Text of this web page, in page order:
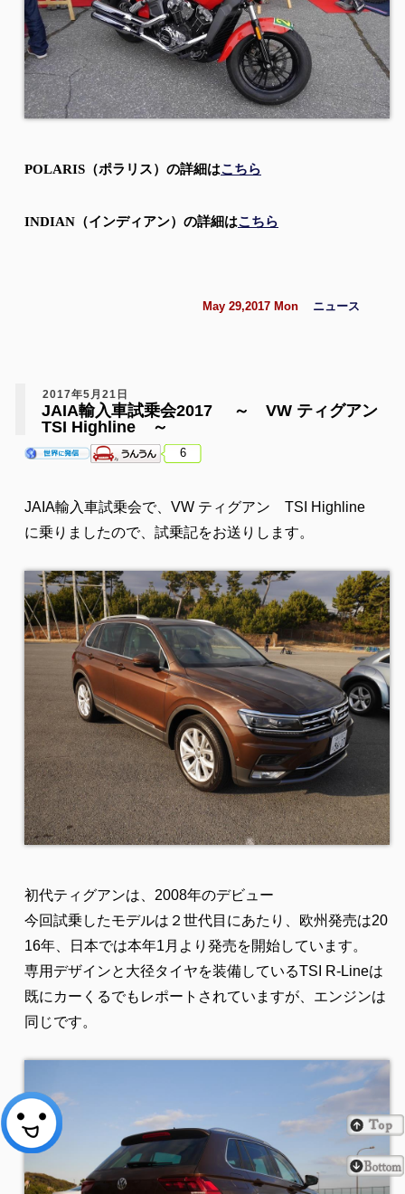
POLARIS（ポラリス）の詳細はこちら
INDIAN（インディアン）の詳細はこちら
May 29,2017 Mon ニュース
2017年5月21日
JAIA輸入車試乗会2017 ～ VW ティグアン
TSI Highline ～
6
JAIA輸入車試乗会で、VW ティグアン TSI Highline
に乗りましたので、試乗記をお送りします。
初代ティグアンは、2008年のデビュー
今回試乗したモデルは２世代目にあたり、欧州発売は20
16年、日本では本年1月より発売を開始しています。
専用デザインと大径タイヤを装備しているTSI R-Lineは
既にカーくるでもレポートされていますが、エンジンは
同じです。